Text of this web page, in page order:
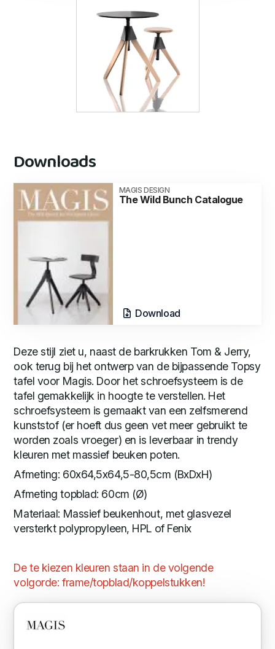
Downloads
MAGIS DESIGN
The Wild Bunch Catalogue
Download
Deze stijl ziet u, naast de barkrukken Tom & Jerry,
ook terug bij het ontwerp van de bijpassende Topsy
tafel voor Magis. Door het schroefsysteem is de
tafel gemakkelijk in hoogte te verstellen. Het
schroefsysteem is gemaakt van een zelfsmerend
kunststof (er hoeft dus geen vet meer gebruikt te
worden zoals vroeger) en is leverbaar in trendy
kleuren met massief beuken poten.
Afmeting: 60x64,5x64,5-80,5cm (BxDxH)
Afmeting topblad: 60cm (Ø)
Materiaal: Massief beukenhout, met glasvezel
versterkt polypropyleen, HPL of Fenix
De te kiezen kleuren staan in de volgende
volgorde: frame/topblad/koppelstukken!